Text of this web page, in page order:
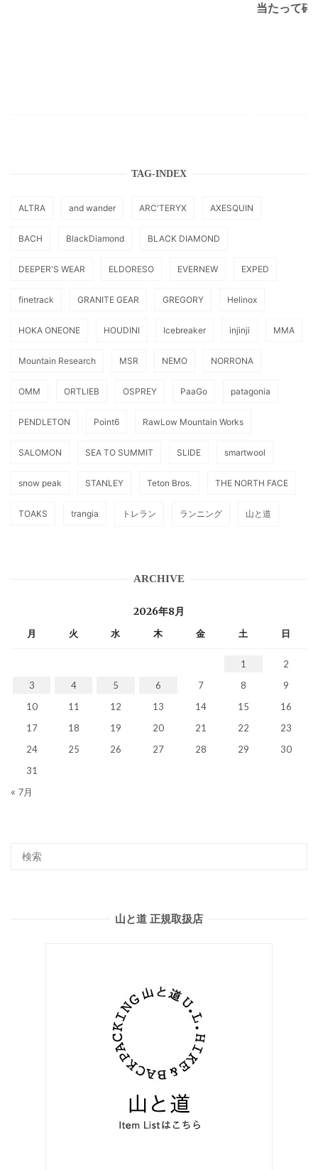
当たって砕
TAG-INDEX
ALTRA and wander ARC'TERYX AXESQUIN
BACH BlackDiamond BLACK DIAMOND
DEEPER'S WEAR ELDORESO EVERNEW EXPED
finetrack GRANITE GEAR GREGORY Helinox
HOKA ONEONE HOUDINI Icebreaker injinji MMA
Mountain Research MSR NEMO NORRONA
OMM ORTLIEB OSPREY PaaGo patagonia
PENDLETON Point6 RawLow Mountain Works
SALOMON SEA TO SUMMIT SLIDE smartwool
snow peak STANLEY Teton Bros. THE NORTH FACE
TOAKS trangia トレラン ランニング 山と道
ARCHIVE
2026年8月
月 火 水 木 金 土 日
1
2
3
4 5 6 7 8
9
10
11 12 13 14 15
16
17
18 19 20 21 22
23
24
25 26 27 28 29
30
31
« 7月
山と道 正規取扱店